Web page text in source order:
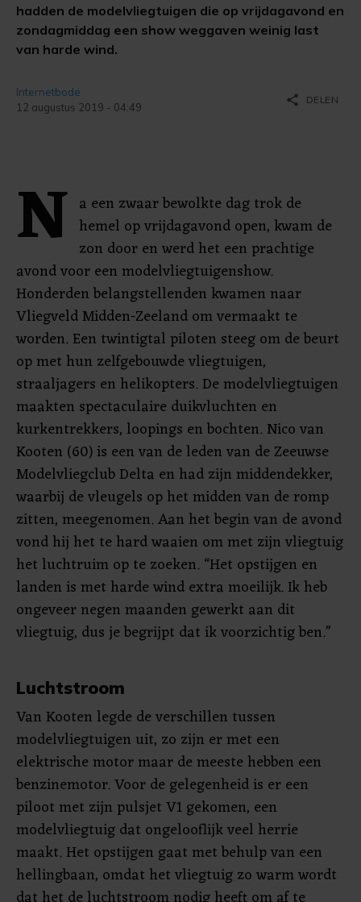
hadden de modelvliegtuigen die op vrijdagavond en
zondagmiddag een show weggaven weinig last
van harde wind.
Internetbode
12 augustus 2019 - 04:49
share DELEN
N a een zwaar bewolkte dag trok de
hemel op vrijdagavond open, kwam de
zon door en werd het een prachtige
avond voor een modelvliegtuigenshow.
Honderden belangstellenden kwamen naar
Vliegveld Midden-Zeeland om vermaakt te
worden. Een twintigtal piloten steeg om de beurt
op met hun zelfgebouwde vliegtuigen,
straaljagers en helikopters. De modelvliegtuigen
maakten spectaculaire duikvluchten en
kurkentrekkers, loopings en bochten. Nico van
Kooten (60) is een van de leden van de Zeeuwse
Modelvliegclub Delta en had zijn middendekker,
waarbij de vleugels op het midden van de romp
zitten, meegenomen. Aan het begin van de avond
vond hij het te hard waaien om met zijn vliegtuig
het luchtruim op te zoeken. “Het opstijgen en
landen is met harde wind extra moeilijk. Ik heb
ongeveer negen maanden gewerkt aan dit
vliegtuig, dus je begrijpt dat ik voorzichtig ben.”
Luchtstroom
Van Kooten legde de verschillen tussen
modelvliegtuigen uit, zo zijn er met een
elektrische motor maar de meeste hebben een
benzinemotor. Voor de gelegenheid is er een
piloot met zijn pulsjet V1 gekomen, een
modelvliegtuig dat ongelooflijk veel herrie
maakt. Het opstijgen gaat met behulp van een
hellingbaan, omdat het vliegtuig zo warm wordt